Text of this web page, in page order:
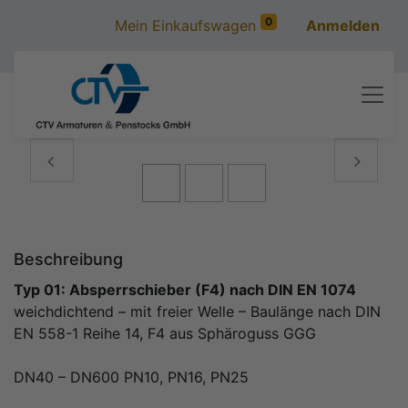
Mein Einkaufswagen 0 Anmelden
Previous Next
Beschreibung
Typ 01: Absperrschieber (F4) nach DIN EN 1074 ​
weichdichtend – mit freier Welle – Baulänge nach DIN
EN 558-1 Reihe 14, F4 aus Sphäroguss GGG ​
DN40 – DN600 PN10, PN16, PN25